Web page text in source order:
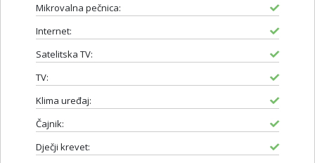
Mikrovalna pečnica:
Internet:
Satelitska TV:
TV:
Klima uređaj:
Čajnik:
Dječji krevet: